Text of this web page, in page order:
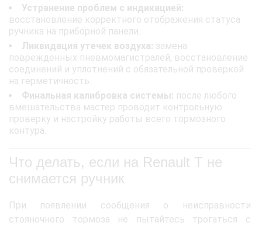
Устранение проблем с индикацией:
восстановление корректного отображения статуса
ручника на приборной панели.
Ликвидация утечек воздуха: замена
повреждённых пневмомагистралей, восстановление
соединений и уплотнений с обязательной проверкой
на герметичность.
Финальная калибровка системы: после любого
вмешательства мастер проводит контрольную
проверку и настройку работы всего тормозного
контура.
Что делать, если на Renault T не
снимается ручник
При появлении сообщения о неисправности
стояночного тормоза не пытайтесь трогаться с